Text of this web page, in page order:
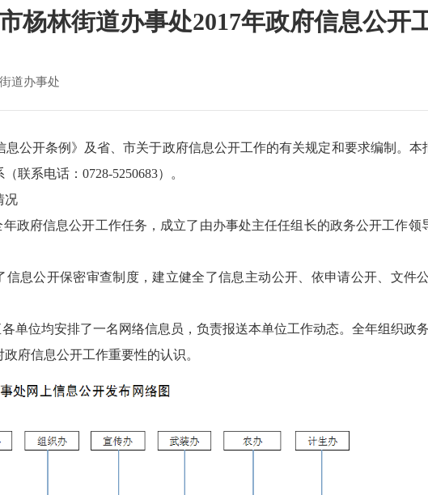
杨林街道办事处2017年政府信息公开
道办事处
开条例》及省、市关于政府信息公开工作的有关规定和要求编制。本
联系电话：0728-5250683）。
况
府信息公开工作任务，成立了由办事处主任任组长的政务公开工作领
公开保密审查制度，建立健全了信息主动公开、依申请公开、文件
位均安排了一名网络信息员，负责报送本单位工作动态。全年组织政
府信息公开工作重要性的认识。